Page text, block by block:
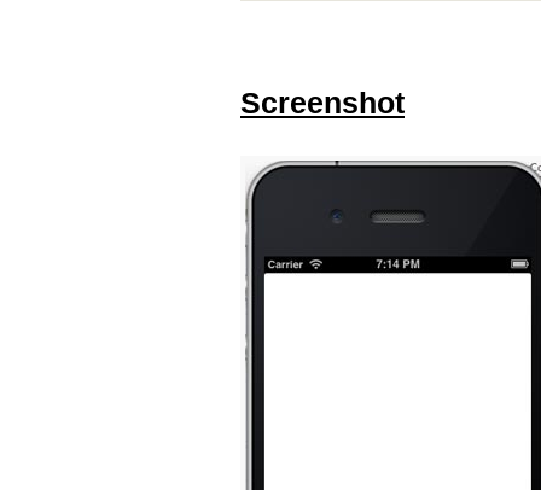
Screenshot